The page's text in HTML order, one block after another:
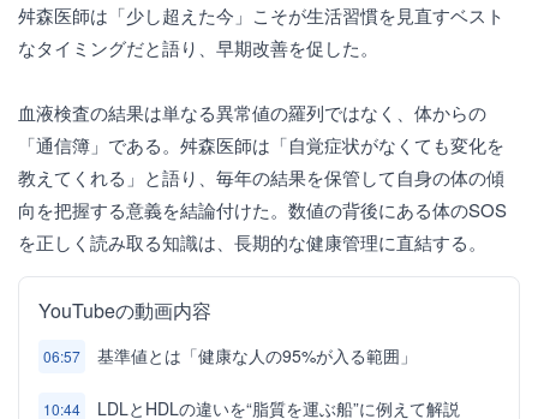
舛森医師は「少し超えた今」こそが生活習慣を見直すベスト
なタイミングだと語り、早期改善を促した。
血液検査の結果は単なる異常値の羅列ではなく、体からの
「通信簿」である。舛森医師は「自覚症状がなくても変化を
教えてくれる」と語り、毎年の結果を保管して自身の体の傾
向を把握する意義を結論付けた。数値の背後にある体のSOS
を正しく読み取る知識は、長期的な健康管理に直結する。
YouTubeの動画内容
06:57 基準値とは「健康な人の95%が入る範囲」
10:44 LDLとHDLの違いを“脂質を運ぶ船”に例えて解説